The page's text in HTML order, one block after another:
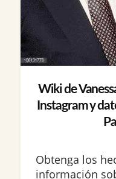
Wiki de
Instagram y
Obtenga los
información